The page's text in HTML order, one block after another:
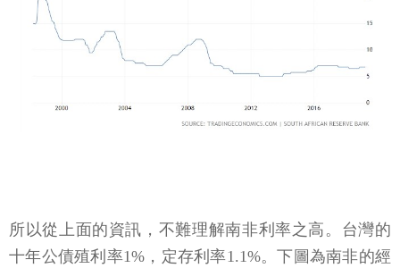
所以從上面的資訊，不難理解南非利率之高。台灣的
十年公債殖利率1%，定存利率1.1%。下圖為南非的經